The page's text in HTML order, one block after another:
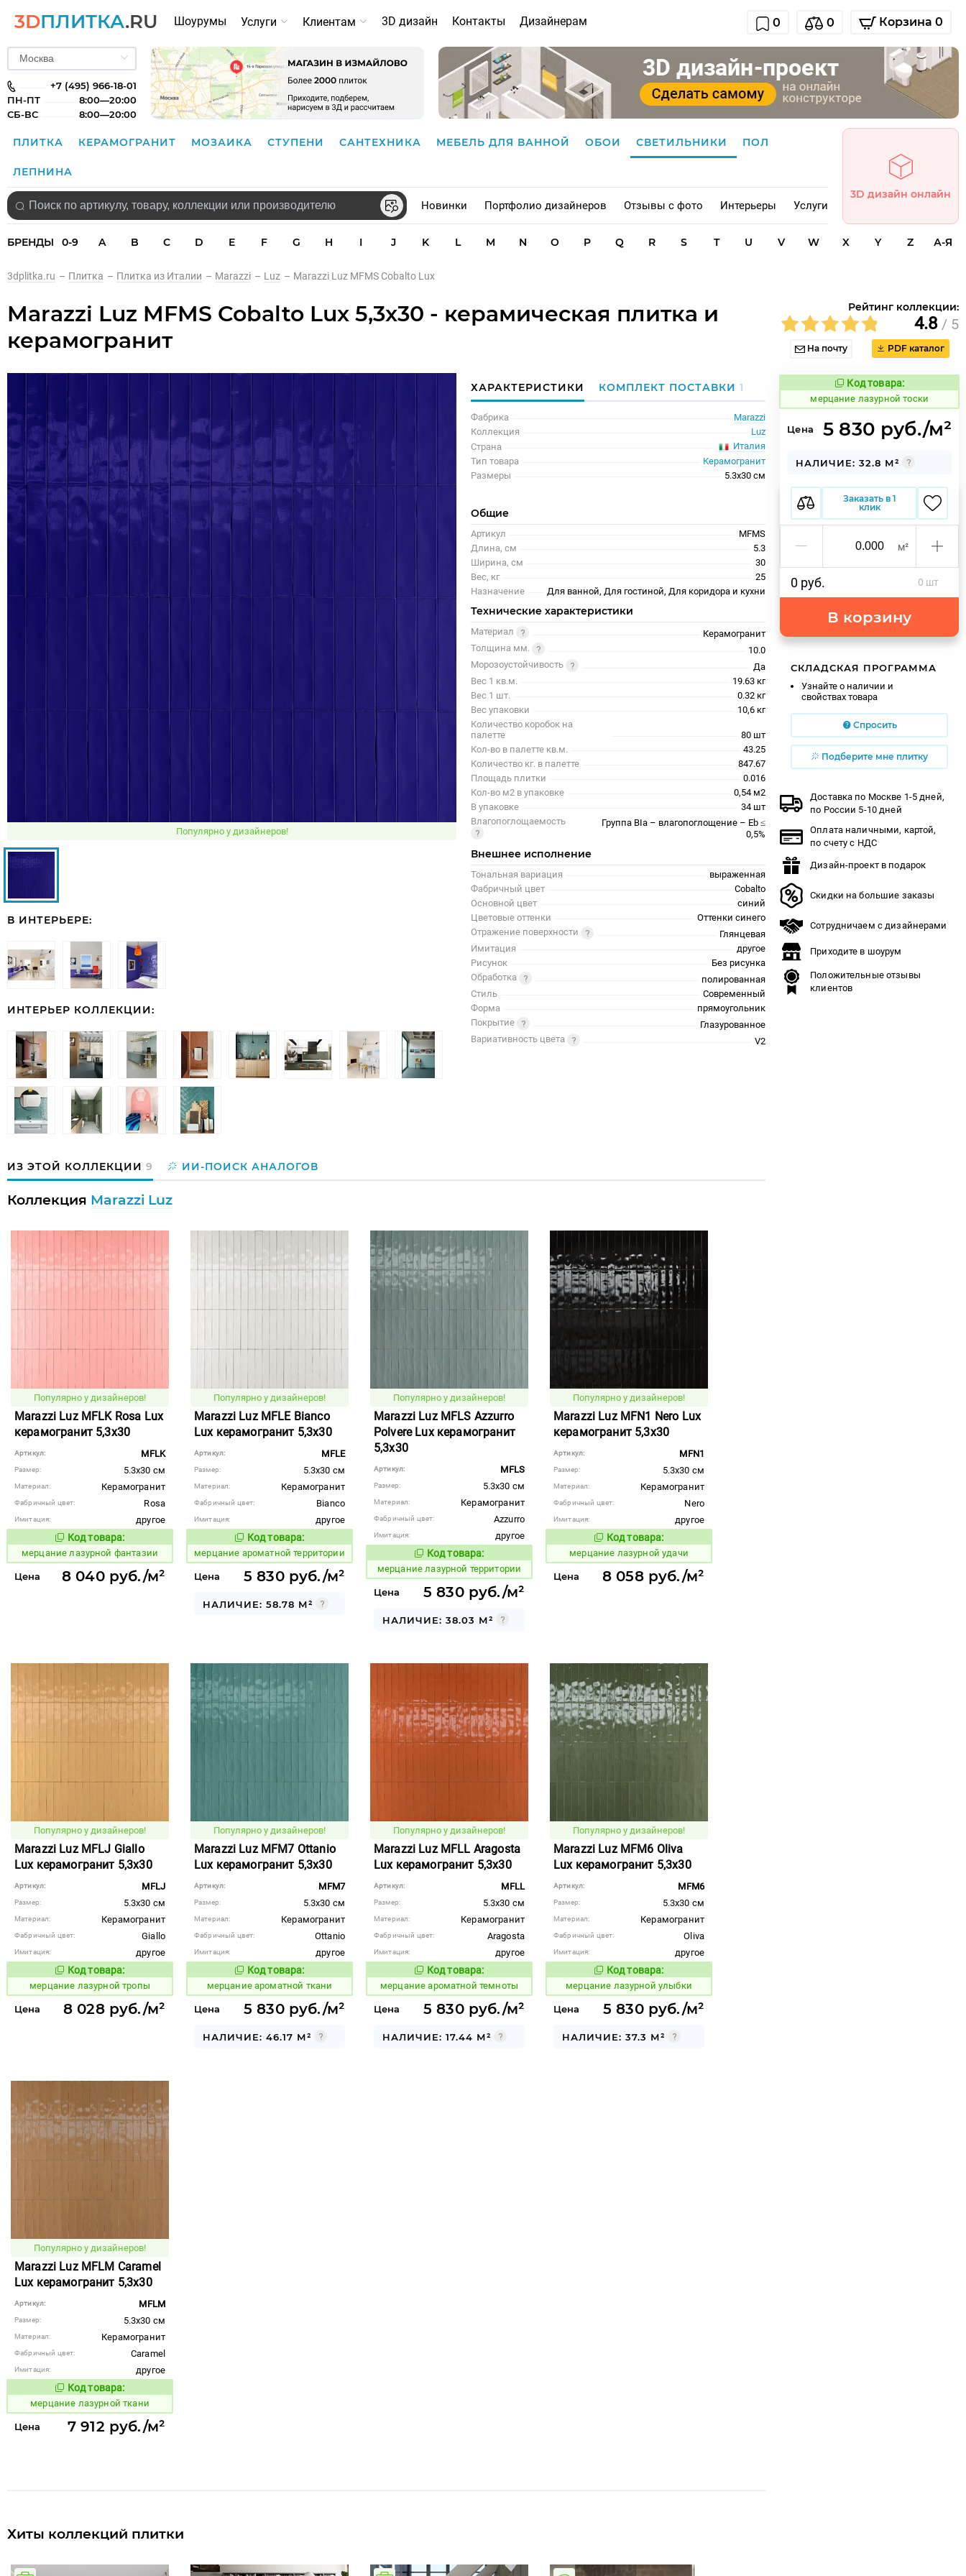
3DПЛИТКА.RU Шоурумы Услуги Клиентам 3D дизайн Контакты Дизайнерам 0 0 Корзина 0
+7 (495) 966-18-01
ПН-ПТ
8:00—20:00
СБ-ВС
8:00—20:00
ПЛИТКА КЕРАМОГРАНИТ МОЗАИКА СТУПЕНИ САНТЕХНИКА МЕБЕЛЬ ДЛЯ ВАННОЙ ОБОИ СВЕТИЛЬНИКИ ПОЛ
ЛЕПНИНА
Новинки Портфолио дизайнеров Отзывы с фото Интерьеры Услуги
3D дизайн онлайн
БРЕНДЫ 0-9 A B C D E F G H I J K L M N O P Q R S T U V W X Y Z А-Я
3dplitka.ru – Плитка – Плитка из Италии – Marazzi – Luz – Marazzi Luz MFMS Cobalto Lux
Marazzi Luz MFMS Cobalto Lux 5,3x30 - керамическая плитка и
керамогранит
Рейтинг коллекции:
4.8 / 5
На почту PDF каталог
Популярно у дизайнеров!
В ИНТЕРЬЕРЕ:
ИНТЕРЬЕР КОЛЛЕКЦИИ:
ХАРАКТЕРИСТИКИ КОМПЛЕКТ ПОСТАВКИ1
Фабрика
Marazzi
Коллекция
Luz
Страна
Италия
Тип товара
Керамогранит
Размеры
5.3x30 см
Общие
Артикул
MFMS
Длина, см
5.3
Ширина, см
30
Вес, кг
25
Назначение
Для ванной, Для гостиной, Для коридора и кухни
Технические характеристики
Материал
Керамогранит
Толщина мм.
10.0
Морозоустойчивость
Да
Вес 1 кв.м.
19.63 кг
Вес 1 шт.
0.32 кг
Вес упаковки
10,6 кг
Количество коробок на
палетте
80 шт
Кол-во в палетте кв.м.
43.25
Количество кг. в палетте
847.67
Площадь плитки
0.016
Кол-во м2 в упаковке
0,54 м2
В упаковке
34 шт
Влагопоглощаемость
Группа BIa – влагопоглощение – Eb ≤
0,5%
Внешнее исполнение
Тональная вариация
выраженная
Фабричный цвет
Cobalto
Основной цвет
синий
Цветовые оттенки
Оттенки синего
Отражение поверхности
Глянцевая
Имитация
другое
Рисунок
Без рисунка
Обработка
полированная
Стиль
Современный
Форма
прямоугольник
Покрытие
Глазурованное
Вариативность цвета
V2
ИЗ ЭТОЙ КОЛЛЕКЦИИ 9 ИИ-ПОИСК АНАЛОГОВ
Коллекция Marazzi Luz
Популярно у дизайнеров!
Marazzi Luz MFLK Rosa Lux
керамогранит 5,3x30
Артикул: MFLK
Размер: 5.3x30 см
Материал: Керамогранит
Фабричный цвет: Rosa
Имитация:
другое
Код товара:
973987 Код товара:
мерцание лазурной фантазии
Цена 8 040 руб./м²
Популярно у дизайнеров!
Marazzi Luz MFLE Bianco
Lux керамогранит 5,3x30
Артикул: MFLE
Размер: 5.3x30 см
Материал: Керамогранит
Фабричный цвет: Bianco
Имитация:
другое
Код товара:
969104 Код товара:
мерцание ароматной территории
Цена 5 830 руб./м²
НАЛИЧИЕ: 58.78 М²
Популярно у дизайнеров!
Marazzi Luz MFLS Azzurro
Polvere Lux керамогранит
5,3x30
Артикул: MFLS
Размер: 5.3x30 см
Материал: Керамогранит
Фабричный цвет: Azzurro
Имитация:
другое
Код товара:
973979 Код товара:
мерцание лазурной территории
Цена 5 830 руб./м²
НАЛИЧИЕ: 38.03 М²
Популярно у дизайнеров!
Marazzi Luz MFN1 Nero Lux
керамогранит 5,3x30
Артикул: MFN1
Размер: 5.3x30 см
Материал: Керамогранит
Фабричный цвет: Nero
Имитация:
другое
Код товара:
973985 Код товара:
мерцание лазурной удачи
Цена 8 058 руб./м²
Популярно у дизайнеров!
Marazzi Luz MFLJ Giallo
Lux керамогранит 5,3x30
Артикул: MFLJ
Размер: 5.3x30 см
Материал: Керамогранит
Фабричный цвет: Giallo
Имитация:
другое
Код товара:
973983 Код товара:
мерцание лазурной тропы
Цена 8 028 руб./м²
Популярно у дизайнеров!
Marazzi Luz MFM7 Ottanio
Lux керамогранит 5,3x30
Артикул: MFM7
Размер: 5.3x30 см
Материал: Керамогранит
Фабричный цвет: Ottanio
Имитация:
другое
Код товара:
969105 Код товара:
мерцание ароматной ткани
Цена 5 830 руб./м²
НАЛИЧИЕ: 46.17 М²
Популярно у дизайнеров!
Marazzi Luz MFLL Aragosta
Lux керамогранит 5,3x30
Артикул: MFLL
Размер: 5.3x30 см
Материал: Керамогранит
Фабричный цвет: Aragosta
Имитация:
другое
Код товара:
969102 Код товара:
мерцание ароматной темноты
Цена 5 830 руб./м²
НАЛИЧИЕ: 17.44 М²
Популярно у дизайнеров!
Marazzi Luz MFM6 Oliva
Lux керамогранит 5,3x30
Артикул: MFM6
Размер: 5.3x30 см
Материал: Керамогранит
Фабричный цвет: Oliva
Имитация:
другое
Код товара:
973986 Код товара:
мерцание лазурной улыбки
Цена 5 830 руб./м²
НАЛИЧИЕ: 37.3 М²
Популярно у дизайнеров!
Marazzi Luz MFLM Caramel
Lux керамогранит 5,3x30
Артикул: MFLM
Размер: 5.3x30 см
Материал: Керамогранит
Фабричный цвет: Caramel
Имитация:
другое
Код товара:
973980Код товара:
мерцание лазурной ткани
Цена 7 912 руб./м²
Хиты коллекций плитки
Код товара:
973981 Код товара:
мерцание лазурной тоски
Цена 5 830 руб./м²
НАЛИЧИЕ: 32.8 М²
Заказать в 1
клик
м²
0 руб. 0 шт
В корзину
СКЛАДСКАЯ ПРОГРАММА
Узнайте о наличии и
свойствах товара
Спросить
Подберите мне плитку
Доставка по Москве 1-5 дней,
по России 5-10 дней
Оплата наличными, картой,
по счету с НДС
Дизайн-проект в подарок
Скидки на большие заказы
Сотрудничаем с дизайнерами
Приходите в шоурум
Положительные отзывы
клиентов